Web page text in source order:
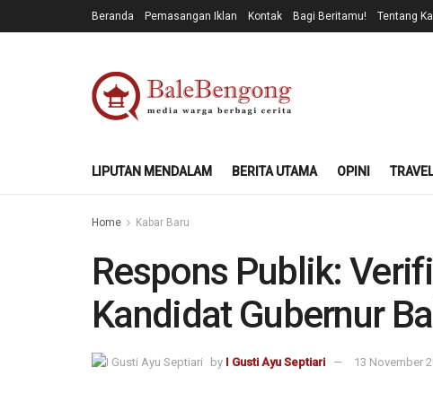
Beranda Pemasangan Iklan Kontak Bagi Beritamu! Tentang
LIPUTAN MENDALAM BERITA UTAMA OPINI TRAVEL
Home Kabar Baru
Respons Publik:
Kandidat Gubernur
by I Gusti Ayu Septiari 13 November